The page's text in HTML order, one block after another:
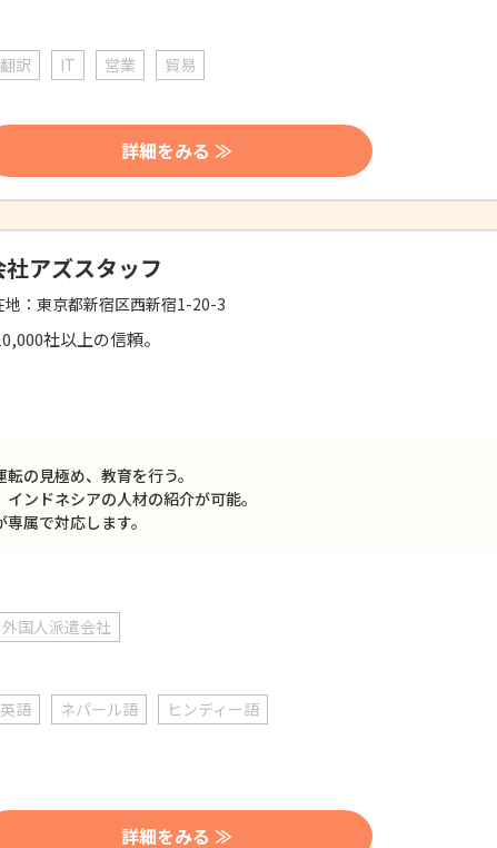
訳 IT 営業 貿易
詳細をみる ≫
アズスタッフ
： 東京都新宿区西新宿1-20-3
社以上の信頼。
の見極め、教育を行う。
ンドネシアの人材の紹介が可能。
属で対応します。
外国人派遣会社
英語 ネパール語
ヒンディー語
詳細をみる ≫